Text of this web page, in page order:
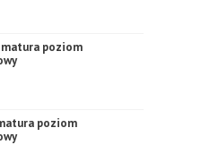
matura poziom
poziom